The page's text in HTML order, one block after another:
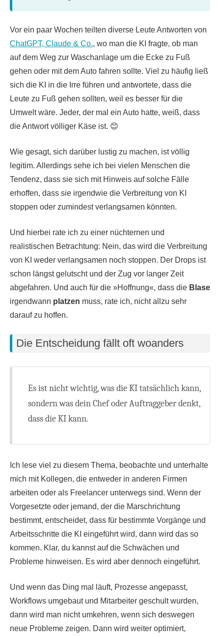
Vor ein paar Wochen teilten diverse Leute Antworten von
ChatGPT, Claude & Co., wo man die KI fragte, ob man
auf dem Weg zur Waschanlage um die Ecke zu Fuß
gehen oder mit dem Auto fahren sollte. Viel zu häufig ließ
sich die KI in die Irre führen und antwortete, dass die
Leute zu Fuß gehen sollten, weil es besser für die
Umwelt wäre. Jeder, der mal ein Auto hatte, weiß, dass
die Antwort völliger Käse ist. 😊
Wie gesagt, sich darüber lustig zu machen, ist völlig
legitim. Allerdings sehe ich bei vielen Menschen die
Tendenz, dass sie sich mit Hinweis auf solche Fälle
erhoffen, dass sie irgendwie die Verbreitung von KI
stoppen oder zumindest verlangsamen könnten.
Und hierbei rate ich zu einer nüchternen und
realistischen Betrachtung: Nein, das wird die Verbreitung
von KI weder verlangsamen noch stoppen. Der Drops ist
schon längst gelutscht und der Zug vor langer Zeit
abgefahren. Und auch für die »Hoffnung«, dass die Blase
irgendwann platzen muss, rate ich, nicht allzu sehr
darauf zu hoffen.
Die Entscheidung fällt oft woanders
Es ist nicht wichtig, was die KI tatsächlich kann,
sondern was dein Chef oder Auftraggeber denkt,
dass die KI kann.
Ich lese viel zu diesem Thema, beobachte und unterhalte
mich mit Kollegen, die entweder in anderen Firmen
arbeiten oder als Freelancer unterwegs sind. Wenn der
Vorgesetzte oder jemand, der die Marschrichtung
bestimmt, entscheidet, dass für bestimmte Vorgänge und
Arbeitsschritte die KI eingeführt wird, dann wird das so
kommen. Klar, du kannst auf die Schwächen und
Probleme hinweisen. Es wird aber dennoch eingeführt.
Und wenn das Ding mal läuft, Prozesse angepasst,
Workflows umgebaut und Mitarbeiter geschult wurden,
dann wird man nicht umkehren, wenn sich deswegen
neue Probleme zeigen. Dann wird weiter optimiert,